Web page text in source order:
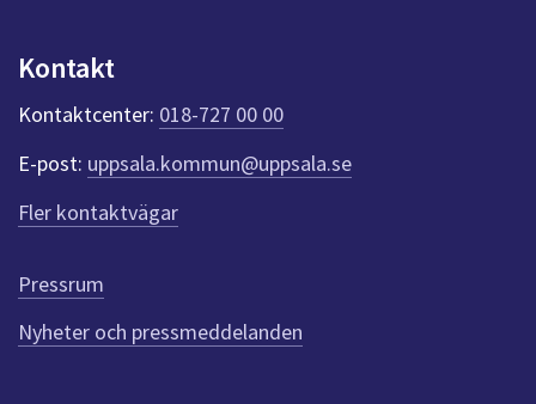
k
t
e
r
f
ö
r
e
n
n
a
Kontakt
Kontaktcenter: 018-727 00 00
E-post: uppsala.kommun@uppsala.se
Fler kontaktvägar
Pressrum
Nyheter och pressmeddelanden